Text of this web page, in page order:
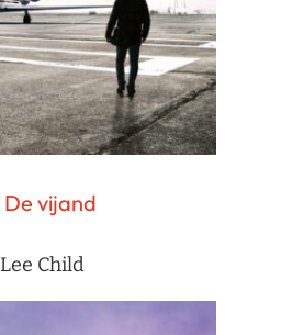
De vijand
Lee Child